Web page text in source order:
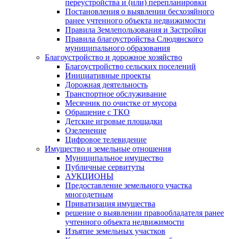
переустройства и (или) перепланировки
Постановления о выявлении бесхозяйного
ранее учтенного объекта недвижимости
Правила Землепользования и Застройки
Правила благоустройства Слюдянского
муниципального образования
Благоустройство и дорожное хозяйство
Благоустройство сельских поселений
Инициативные проекты
Дорожная деятельность
Транспортное обслуживание
Месячник по очистке от мусора
Обращение с ТКО
Детские игровые площадки
Озеленение
Цифровое телевидение
Имущество и земельные отношения
Муниципальное имущество
Публичные сервитуты
АУКЦИОНЫ
Предоставление земельного участка
многодетным
Приватизация имущества
решение о выявлении правообладателя ранее
учтенного объекта недвижимости
Изъятие земельных участков